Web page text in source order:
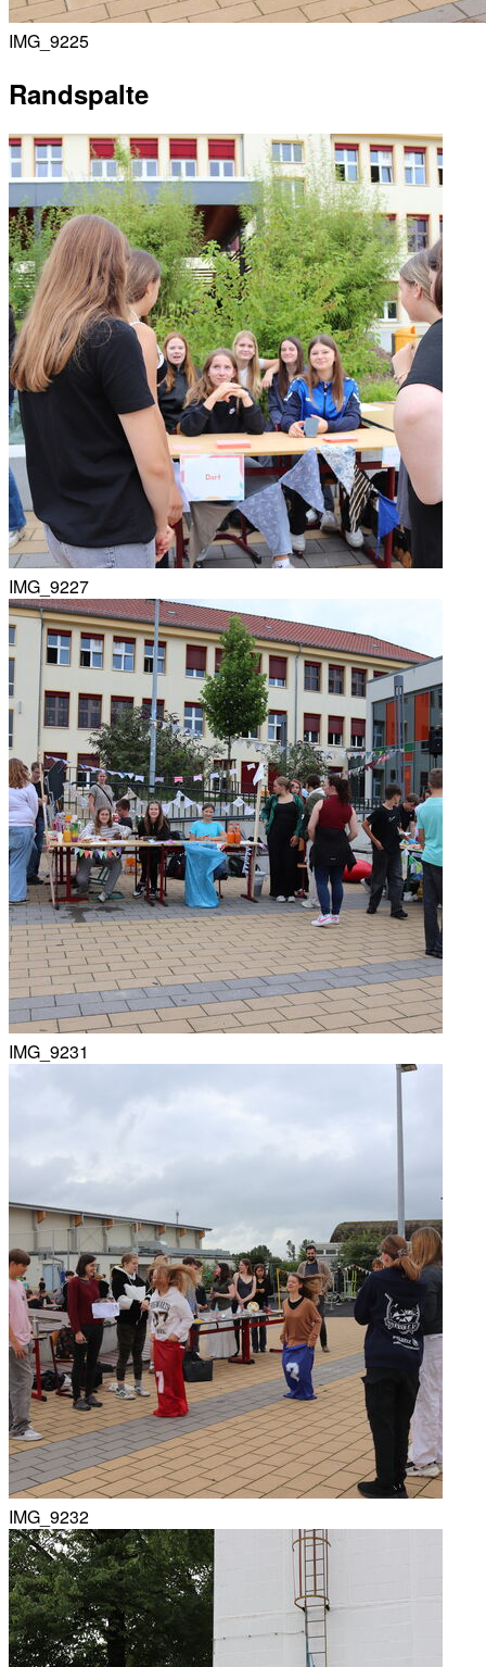
IMG_9225
Randspalte
IMG_9227
IMG_9231
IMG_9232